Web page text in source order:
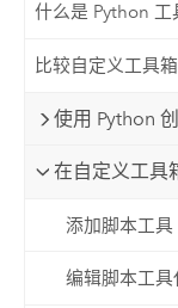
什么是 Python 工
比较自定义工具
使用 Python
在自定义工具
添加脚本工具
编辑脚本工具